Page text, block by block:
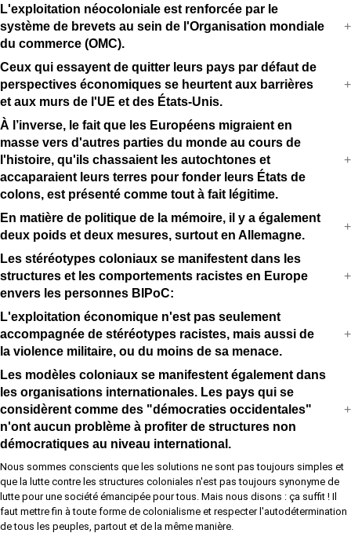
L'exploitation néocoloniale est renforcée par le
système de brevets au sein de l'Organisation mondiale
du commerce (OMC).
Ceux qui essayent de quitter leurs pays par défaut de
perspectives économiques se heurtent aux barrières
et aux murs de l'UE et des États-Unis.
À l’inverse, le fait que les Européens migraient en
masse vers d'autres parties du monde au cours de
l'histoire, qu'ils chassaient les autochtones et
accaparaient leurs terres pour fonder leurs États de
colons, est présenté comme tout à fait légitime.
En matière de politique de la mémoire, il y a également
deux poids et deux mesures, surtout en Allemagne.
Les stéréotypes coloniaux se manifestent dans les
structures et les comportements racistes en Europe
envers les personnes BIPoC:
L'exploitation économique n'est pas seulement
accompagnée de stéréotypes racistes, mais aussi de
la violence militaire, ou du moins de sa menace.
Les modèles coloniaux se manifestent également dans
les organisations internationales. Les pays qui se
considèrent comme des "démocraties occidentales"
n'ont aucun problème à profiter de structures non
démocratiques au niveau international.
Nous sommes conscients que les solutions ne sont pas toujours simples et
que la lutte contre les structures coloniales n'est pas toujours synonyme de
lutte pour une société émancipée pour tous. Mais nous disons : ça suffit ! Il
faut mettre fin à toute forme de colonialisme et respecter l'autodétermination
de tous les peuples, partout et de la même manière.